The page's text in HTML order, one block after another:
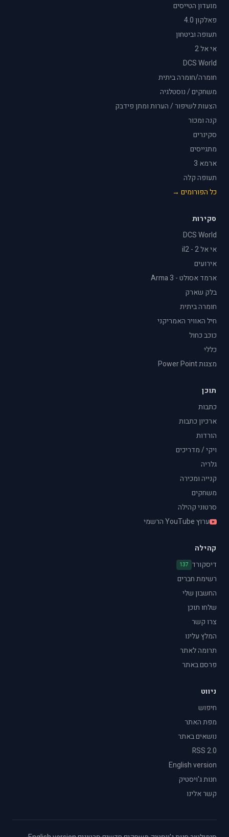
מועדון הטייסים
פאלקון 4.0
תעופה וביטחון
אי אל 2
DCS World
חומרה/חומרה ביתית
משחקים / נוסטלגיה
הצעות לשיפור / הערות ומתן פידבק
קנה ומכור
סקינרים
מתגייסים
ארמא 3
תעופה קלה
כל הפורומים →
סקירות
DCS World
אי אל 2 - il2
אירועים
ארמד אסולט - Arma 3
בלק שארק
חומרה ביתית
חיל האוויר האמריקני
כוכב כחול
כללי
מצגות Power Point
תוכן
כתבות
ארכיון כתבות
הורדות
ויקי / מדריכים
גלריה
קנייה ומכירה
משחקים
סרטוני קהילה
ערוץ YouTube הרשמי
קהילה
דיסקורד 137
רשימת חברים
החשבון שלי
שלחו תוכן
צרו קשר
המלץ עלינו
תרומה לאתר
פרסם באתר
ניווט
חיפוש
מפת האתר
נושאים באתר
RSS 2.0
English version
חנות ג'ויסטיק
קשר אלינו